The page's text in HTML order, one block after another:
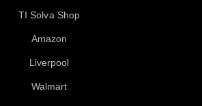
TI Solva Shop
Amazon
Liverpool
Walmart